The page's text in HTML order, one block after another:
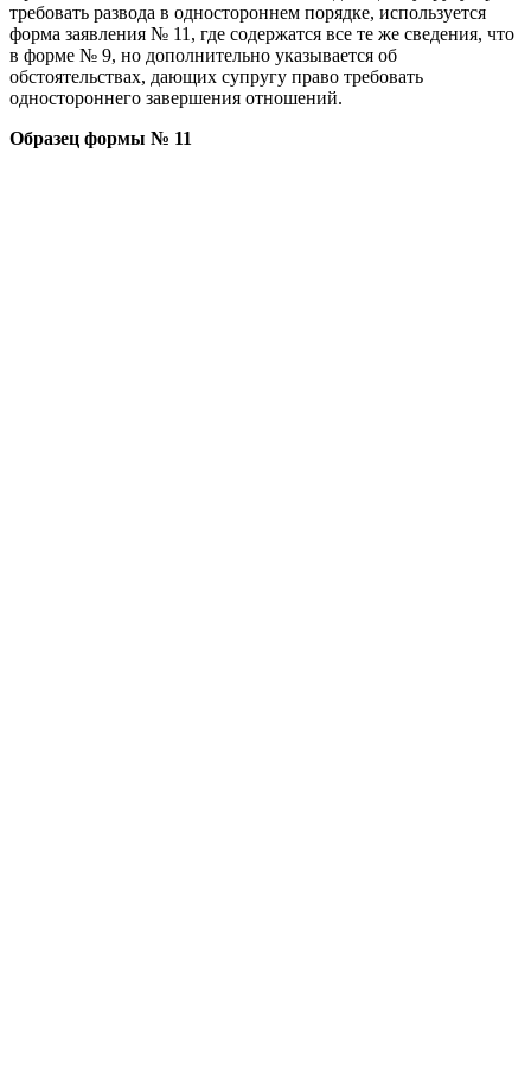
требовать развода в одностороннем порядке, используется
форма заявления № 11, где содержатся все те же сведения, что
в форме № 9, но дополнительно указывается об
обстоятельствах, дающих супругу право требовать
одностороннего завершения отношений.
Образец формы № 11